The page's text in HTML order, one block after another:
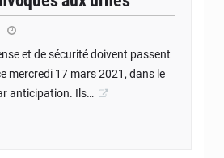
et de sécurité doivent passent
mercredi 17 mars 2021, dans le
anticipation. Ils…